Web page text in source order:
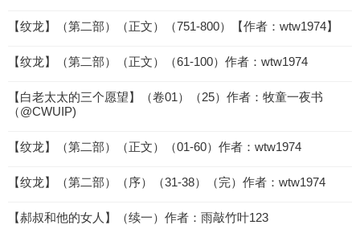
【纹龙】（第二部）（正文）（751-800）【作者：wtw1974】
【纹龙】（第二部）（正文）（61-100）作者：wtw1974
【白老太太的三个愿望】（卷01）（25）作者：牧童一夜书
（@CWUIP)
【纹龙】（第二部）（正文）（01-60）作者：wtw1974
【纹龙】（第二部）（序）（31-38）（完）作者：wtw1974
【郝叔和他的女人】（续一）作者：雨敲竹叶123